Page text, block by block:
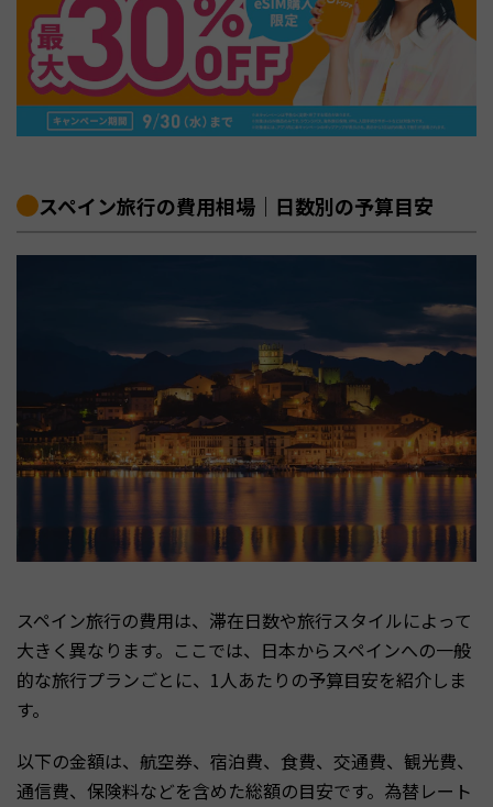
スペイン旅行の費用相場｜日数別の予算目安
スペイン旅行の費用は、滞在日数や旅行スタイルによって
大きく異なります。ここでは、日本からスペインへの一般
的な旅行プランごとに、1人あたりの予算目安を紹介しま
す。
以下の金額は、航空券、宿泊費、食費、交通費、観光費、
通信費、保険料などを含めた総額の目安です。為替レート